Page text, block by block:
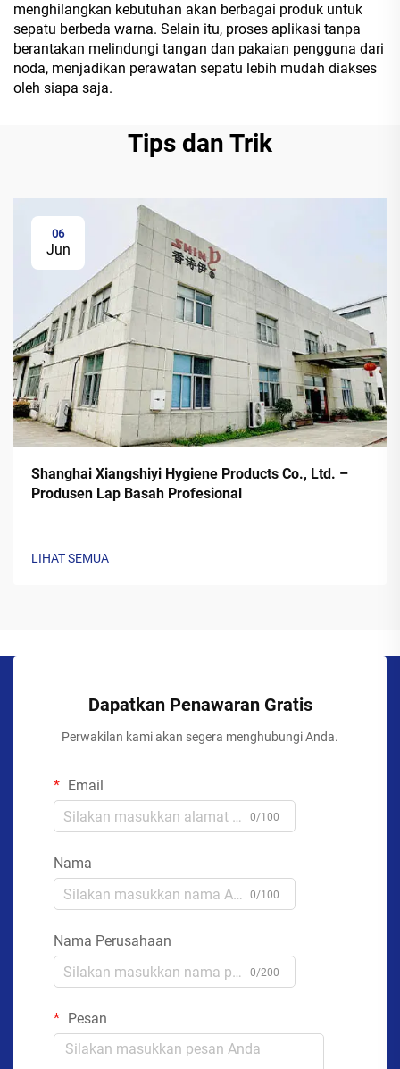
menghilangkan kebutuhan akan berbagai produk untuk
sepatu berbeda warna. Selain itu, proses aplikasi tanpa
berantakan melindungi tangan dan pakaian pengguna dari
noda, menjadikan perawatan sepatu lebih mudah diakses
oleh siapa saja.
Tips dan Trik
06
Jun
Shanghai Xiangshiyi Hygiene Products Co., Ltd. –
Produsen Lap Basah Profesional
LIHAT SEMUA
Dapatkan Penawaran Gratis
Perwakilan kami akan segera menghubungi Anda.
Email
0/100
Nama
0/100
Nama Perusahaan
0/200
Pesan